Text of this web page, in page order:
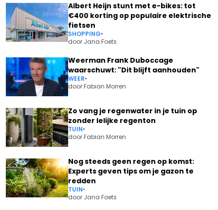
Albert Heijn stunt met e-bikes: tot
€400 korting op populaire elektrische
fietsen
SHOPPING•
door Jana Foets
Weerman Frank Duboccage
waarschuwt: "Dit blijft aanhouden"
WEER•
doorFabian Morren
Zo vang je regenwater in je tuin op
zonder lelijke regenton
TUIN•
doorFabian Morren
Nog steeds geen regen op komst:
Experts geven tips om je gazon te
redden
TUIN•
door Jana Foets